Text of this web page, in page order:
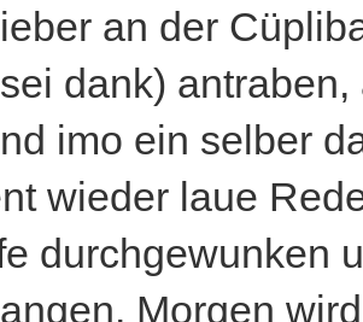
an der
dank)
imo ein selber
wieder laue
durchgewunken
Morgen